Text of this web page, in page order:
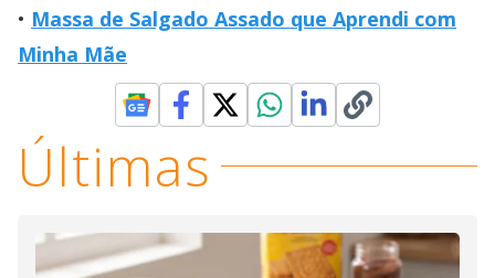
Massa de Salgado Assado que Aprendi com
Minha Mãe
Últimas